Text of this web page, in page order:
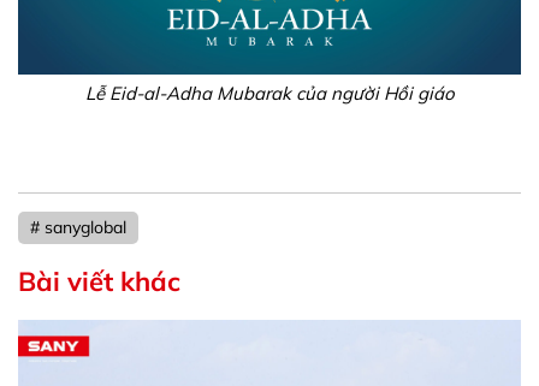
Lễ Eid-al-Adha Mubarak của người Hồi giáo
# sanyglobal
Bài viết khác